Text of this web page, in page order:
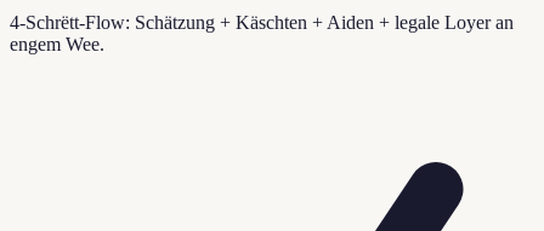
4-Schrëtt-Flow: Schätzung + Käschten + Aiden + legale Loyer an
engem Wee.